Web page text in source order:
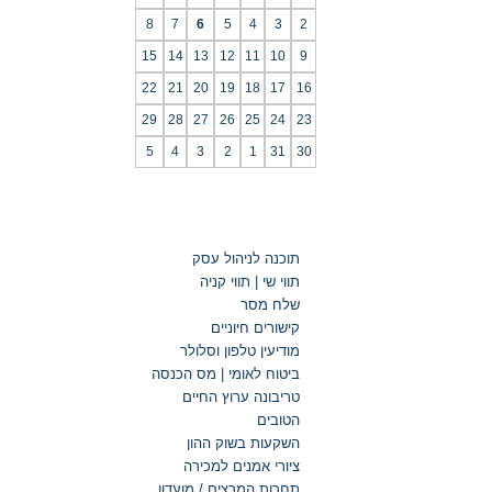
2
3
4
5
6
7
8
9
10
11
12
13
14
15
16
17
18
19
20
21
22
23
24
25
26
27
28
29
30
31
1
2
3
4
5
תוכנה לניהול עסק
תווי שי | תווי קניה
שלח מסר
קישורים חיוניים
מודיעין טלפון וסלולר
ביטוח לאומי | מס הכנסה
טריבונה ערוץ החיים
הטובים
השקעות בשוק ההון
ציורי אמנים למכירה